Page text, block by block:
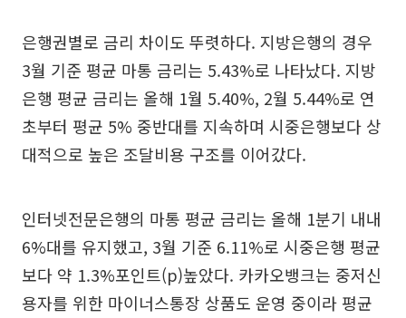
은행권별로 금리 차이도 뚜렷하다. 지방은행의 경우
3월 기준 평균 마통 금리는 5.43%로 나타났다. 지방
은행 평균 금리는 올해 1월 5.40%, 2월 5.44%로 연
초부터 평균 5% 중반대를 지속하며 시중은행보다 상
대적으로 높은 조달비용 구조를 이어갔다.
인터넷전문은행의 마통 평균 금리는 올해 1분기 내내
6%대를 유지했고, 3월 기준 6.11%로 시중은행 평균
보다 약 1.3%포인트(p)높았다. 카카오뱅크는 중저신
용자를 위한 마이너스통장 상품도 운영 중이라 평균